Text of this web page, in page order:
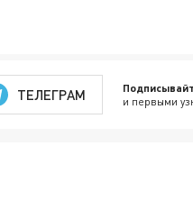
ТЕЛЕГРАМ и первыми